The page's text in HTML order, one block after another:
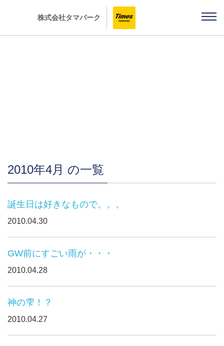
株式会社タマパーク
2010年4月 の一覧
誕生日は好きなもので。。。
2010.04.30
GW前にすごい雨が・・・
2010.04.28
神の雫！？
2010.04.27